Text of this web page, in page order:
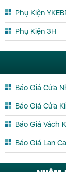
Phụ Kiện
Phụ Kiện 3H
Báo Giá Cửa
Báo Giá Cửa
Báo Giá Vách
Báo Giá Lan